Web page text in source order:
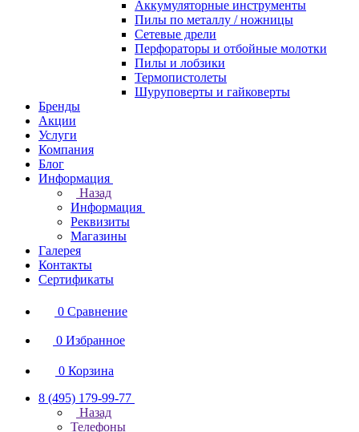
Аккумуляторные инструменты
Пилы по металлу / ножницы
Сетевые дрели
Перфораторы и отбойные молотки
Пилы и лобзики
Термопистолеты
Шуруповерты и гайковерты
Бренды
Акции
Услуги
Компания
Блог
Информация
Назад
Информация
Реквизиты
Магазины
Галерея
Контакты
Сертификаты
0 Сравнение
0 Избранное
0 Корзина
8 (495) 179-99-77
Назад
Телефоны